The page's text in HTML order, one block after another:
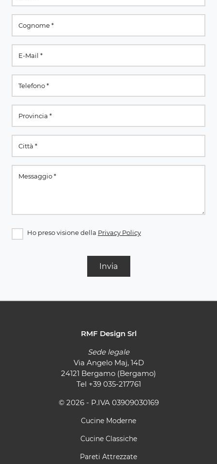
Ho preso visione della Privacy Policy
Invia
RMF Design Srl
Sede legale
Via Angelo Maj, 14D
24121 Bergamo (Bergamo)
Tel +39 035-217761
© 2026 - P.IVA 03909030169
Cucine Moderne
Cucine Classiche
Pareti Attrezzate